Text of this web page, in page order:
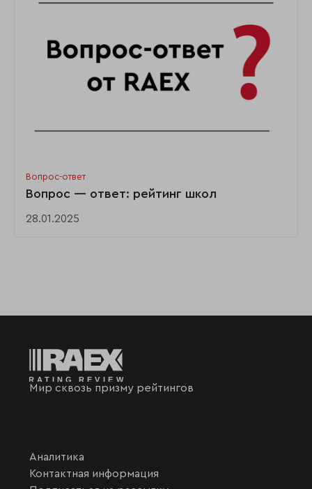
Вопрос-ответ
Вопрос — ответ: рейтинг школ
28.01.2025
Мир сквозь призму рейтингов
Аналитика
Контактная информация